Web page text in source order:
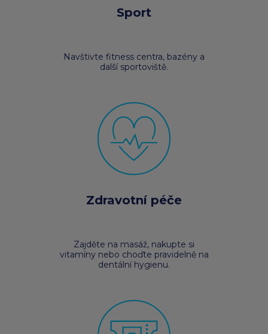
Sport
Navštivte fitness centra, bazény a
další sportoviště.
Zdravotní péče
Zajděte na masáž, nakupte si
vitamíny nebo choďte pravidelně na
dentální hygienu.